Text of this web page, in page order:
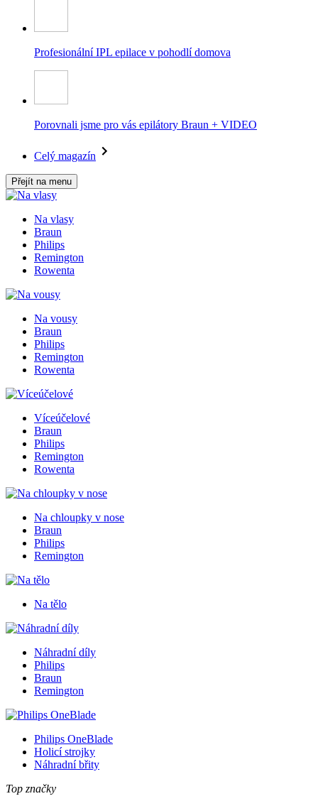
Profesionální IPL epilace v pohodlí domova
Porovnali jsme pro vás epilátory Braun + VIDEO
Celý magazín
Přejít na menu
Na vlasy
Braun
Philips
Remington
Rowenta
Na vousy
Braun
Philips
Remington
Rowenta
Víceúčelové
Braun
Philips
Remington
Rowenta
Na chloupky v nose
Braun
Philips
Remington
Na tělo
Náhradní díly
Philips
Braun
Remington
Philips OneBlade
Holicí strojky
Náhradní břity
Top značky